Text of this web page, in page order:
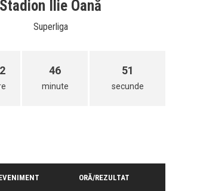
Stadion Ilie Oană
Superliga
46
minute
51
secunde
ORĂ/REZULTAT